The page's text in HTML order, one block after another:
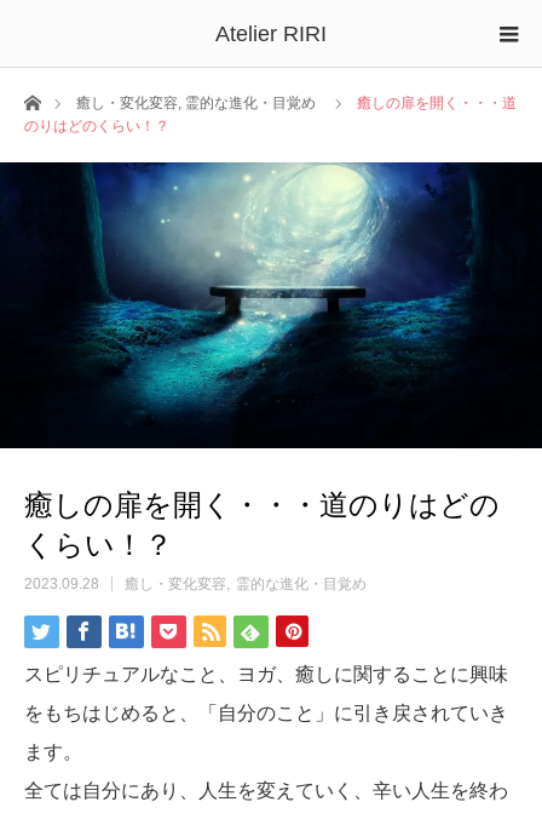
Atelier RIRI
ホーム癒し・変化変容, 霊的な進化・目覚め
癒しの扉を開く・・・道
のりはどのくらい！？
癒しの扉を開く・・・道のりはどの
くらい！？
2023.09.28 癒し・変化変容 霊的な進化・目覚め
スピリチュアルなこと、ヨガ、癒しに関することに興味
をもちはじめると、「自分のこと」に引き戻されていき
ます。
全ては自分にあり、人生を変えていく、辛い人生を終わ